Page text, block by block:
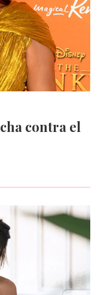
contra el